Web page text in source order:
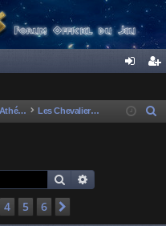
ne cri
Forum d'Athéna Les Chevaliers d'Athéna
Rechercher
4 5 6